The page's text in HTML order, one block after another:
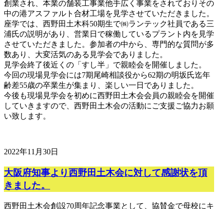
創業され、本業の舗装工事業他手広く事業をされておりその
中の港アスファルト合材工場を見学させていただきました。
座学では、西野田土木科50期生で㈱ランテック社員である三
浦氏の説明があり、営業日で稼働しているプラント内を見学
させていただきました。参加者の中から、専門的な質問が多
数あり、大変活気のある見学会でありました。
見学会終了後近くの「すし半」で親睦会を開催しました。
今回の現場見学会には7期尾崎相談役から62期の明坂氏迄年
齢差55歳の卒業生が集まり、楽しい一日でありました。
今後も現場見学会を初めに西野田土木会会員の親睦会を開催
していきますので、西野田土木会の活動にご支援ご協力お願
い致します。
2022年11月30日
大阪府知事より西野田土木会に対して感謝状を頂
きました。
西野田土木会創設70周年記念事業として、協賛金で母校にキ